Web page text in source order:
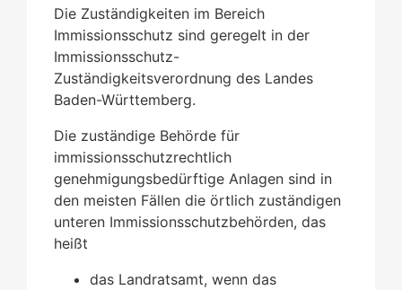
Die Zuständigkeiten im Bereich
Immissionsschutz sind geregelt in der
Immissionsschutz-
Zuständigkeitsverordnung des Landes
Baden-Württemberg.
Die zuständige Behörde für
immissionsschutzrechtlich
genehmigungsbedürftige Anlagen sind in
den meisten Fällen die örtlich zuständigen
unteren Immissionsschutzbehörden, das
heißt
das Landratsamt, wenn das